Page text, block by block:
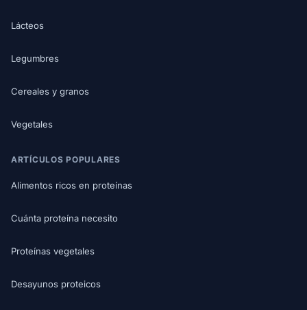
Lácteos
Legumbres
Cereales y granos
Vegetales
ARTÍCULOS POPULARES
Alimentos ricos en proteínas
Cuánta proteína necesito
Proteínas vegetales
Desayunos proteicos